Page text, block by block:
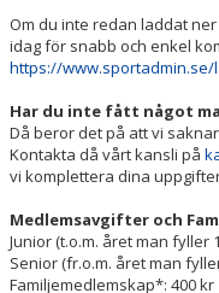
Om du inte redan laddat
idag för snabb och enkel
https://
Har du inte fått något
Då beror det på att vi
Kontakta då vårt kansli på
vi komplettera dina
Medlemsavgifter och
Junior (t.o.m. året man fyller
Senior (fr.o.m. året man
Familjemedlemskap*: 400kr